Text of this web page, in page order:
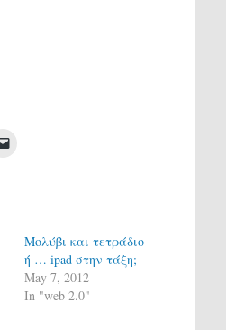
Μολύβι και τετράδιο
ή … ipad στην τάξη;
May 7, 2012
In "web 2.0"